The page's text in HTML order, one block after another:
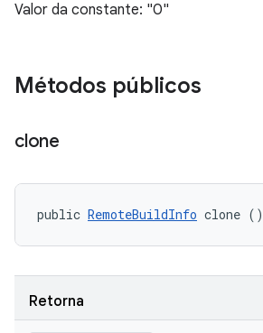
Valor da constante: "0"
Métodos públicos
clone
public RemoteBuildInfo clone ()
Retorna